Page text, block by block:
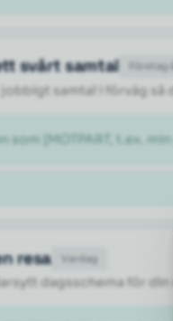
svårt samtal
samtal i förväg
som [MOTPART, t.ex.
Vardag
resa
dagsschema för